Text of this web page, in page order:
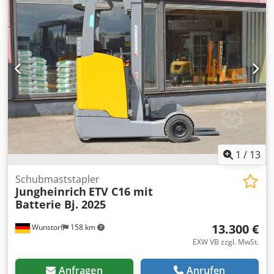
Hallenbereiche. Credpoy Dcurefx Ai Nsf Die Maschine
verfügt über einen Triplex Mast mit hoher Hubhöhe und
eignet sich perfekt für Hochregallager. Technische Daten: •
Hersteller: Linde • Typ: R12 • Tragkraft: 1.200 kg • Mast:
Triplex • Hubhöhe: bis ca. 7.800 mm • Bauhöhe
eingefahren: ca. 3.300 mm (geschätzt) • Batterie: 420/465
Ah (3PzS) • Elektroantrieb Zustand: Gebrauchter Zustand
mit normalen Gebrauchsspuren. Optisch Kratzer und
Abnutzung vorhanden.
1 / 13
Wunstorf 158 km
Schubmaststapler
Jungheinrich ETV C16 mit
Batterie Bj. 2025
13.300 €
EXW VB zzgl. MwSt.
Anfragen Anrufen